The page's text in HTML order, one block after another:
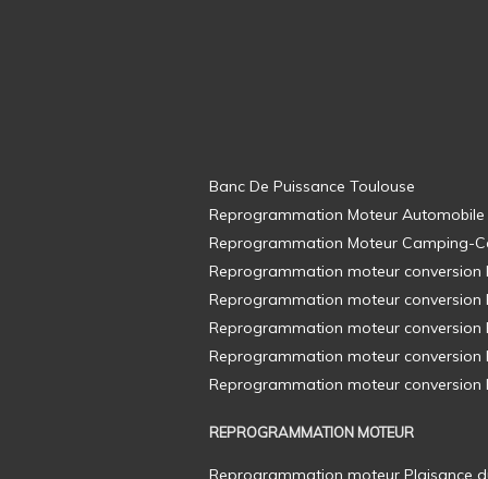
REPROGRAMMATION MOTEUR
Reprogrammation moteur Plaisance
Banc De Puissance Toulouse
Reprogrammation Moteur Automobile
Reprogrammation Moteur Camping-
Reprogrammation moteur conversion
Reprogrammation moteur conversion
Reprogrammation moteur conversion
Reprogrammation moteur conversion
Reprogrammation moteur conversion